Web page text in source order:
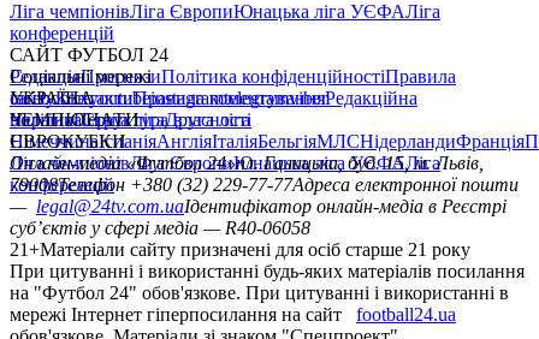
Ліга чемпіонівЛіга ЄвропиЮнацька ліга УЄФАЛіга
конференцій
САЙТ ФУТБОЛ 24
РедакціяПрогнозиПолітика конфіденційностіПравила
сайтуКонтактиПравила коментуванняРедакційна
політикаСтруктура власності
Соціальні мережі
facebookxyoutubeinstagramtelegramviber
УКРАЇНА
УкраїнаПерша лігаДруга ліга
ЧЕМПІОНАТИ
НімеччинаІспаніяАнгліяІталіяБельгіяМЛСНідерландиФранція
ЄВРОКУБКИ
Ліга чемпіонівЛіга ЄвропиЮнацька ліга УЄФАЛіга
конференцій
Онлайн-медіа «Футбол 24»пл. Галицька, буд. 15, м. Львів,
79008Телефон +380 (32) 229-77-77Адреса електронної пошти
— legal@24tv.com.uaІдентифікатор онлайн-медіа в Реєстрі
суб’єктів у сфері медіа — R40-06058
21+Матеріали сайту призначені для осіб старше 21 року
При цитуванні і використанні будь-яких матеріалів посилання
на "Футбол 24" обов'язкове. При цитуванні і використанні в
мережі Інтернет гіперпосилання на сайт
football24.ua